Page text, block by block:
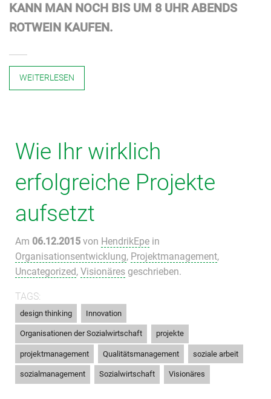
ANN MAN NOCH BIS UM 8 UHR ABENDS R
OTWEIN KAUFEN.
WEITERLESEN
Wie Ihr wirklich
erfolgreiche Projekte
aufsetzt
Am 06.12.2015 von HendrikEpe in
Organisationsentwicklung, Projektmanagement,
Uncategorized, Visionäres geschrieben.
TAGS:
design thinking Innovation
Organisationen der Sozialwirtschaft projekte
projektmanagement Qualitätsmanagement soziale arbeit
sozialmanagement Sozialwirtschaft Visionäres